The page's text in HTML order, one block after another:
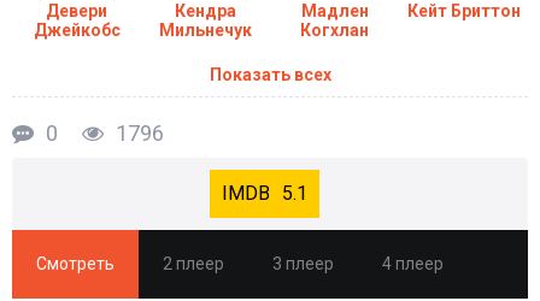
Девери
Джейкобс
Кендра
Мильнечук
Мадлен
Когхлан
Кейт Бриттон
Показать всех
0 1796
5.1
Смотреть 2 плеер 3 плеер 4 плеер